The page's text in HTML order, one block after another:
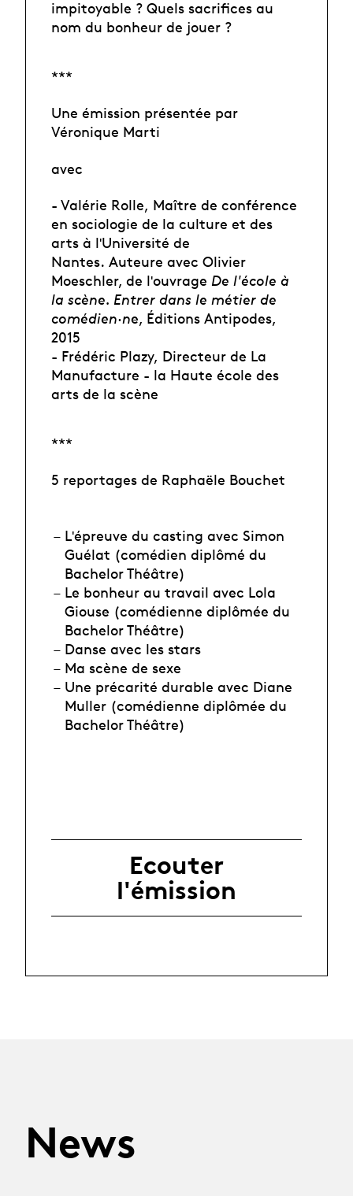
impitoyable ? Quels sacrifices au
nom du bonheur de jouer ?
***
Une émission présentée par
Véronique Marti
avec
- Valérie Rolle, Maître de conférence
en sociologie de la culture et des
arts à lʹUniversité de
Nantes. Auteure avec Olivier
Moeschler, de lʹouvrage De l'école à
la scène. Entrer dans le métier de
comédien·ne, Éditions Antipodes,
2015
- Frédéric Plazy, Directeur de La
Manufacture - la Haute école des
arts de la scène
***
5 reportages de Raphaële Bouchet
Lʹépreuve du casting avec Simon
Guélat (comédien diplômé du
Bachelor Théâtre)
Le bonheur au travail avec Lola
Giouse (comédienne diplômée du
Bachelor Théâtre)
Danse avec les stars
Ma scène de sexe
Une précarité durable avec Diane
Muller (comédienne diplômée du
Bachelor Théâtre)
Ecouter
l'émission
News